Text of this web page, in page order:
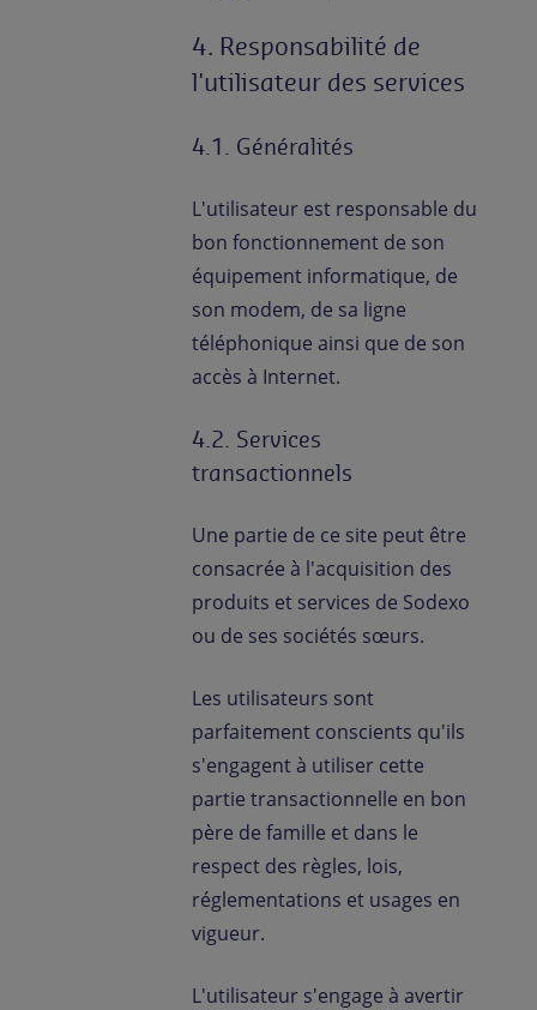
4. Responsabilité de
l'utilisateur des services
4.1. Généralités
L'utilisateur est responsable du
bon fonctionnement de son
équipement informatique, de
son modem, de sa ligne
téléphonique ainsi que de son
accès à Internet.
4.2. Services
transactionnels
Une partie de ce site peut être
consacrée à l'acquisition des
produits et services de Sodexo
ou de ses sociétés sœurs.
Les utilisateurs sont
parfaitement conscients qu'ils
s'engagent à utiliser cette
partie transactionnelle en bon
père de famille et dans le
respect des règles, lois,
réglementations et usages en
vigueur.
L'utilisateur s'engage à avertir